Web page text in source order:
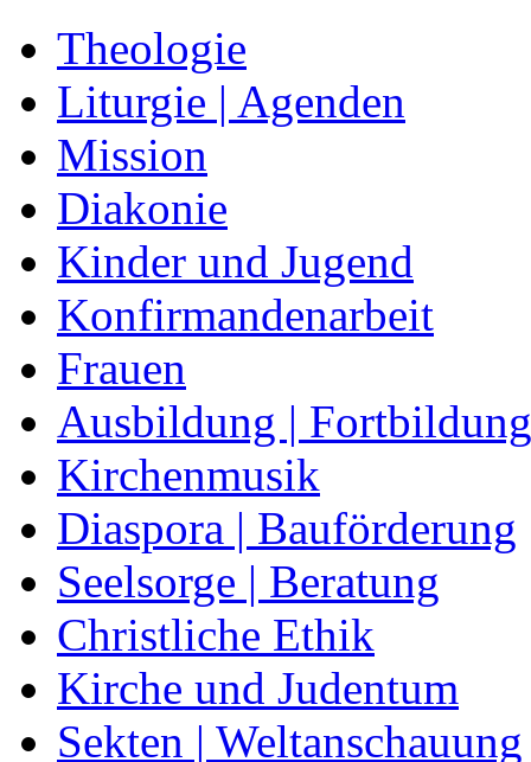
Theologie
Liturgie | Agenden
Mission
Diakonie
Kinder und Jugend
Konfirmandenarbeit
Frauen
Ausbildung | Fortbildung
Kirchenmusik
Diaspora | Bauförderung
Seelsorge | Beratung
Christliche Ethik
Kirche und Judentum
Sekten | Weltanschauung